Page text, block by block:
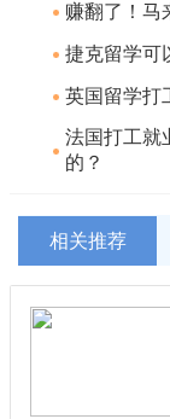
赚翻了！马
捷克留学可
英国留学打
法国打工就
的？
相关推荐